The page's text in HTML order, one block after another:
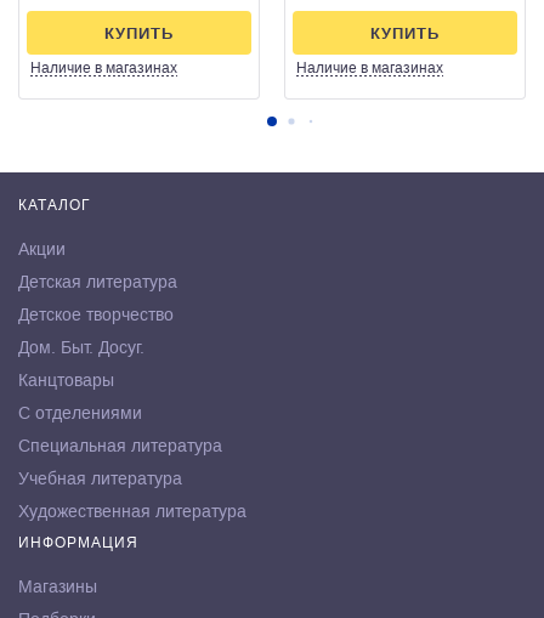
Наличие в магазинах
КУПИТЬ
Наличие в магазинах
КУПИТЬ
КАТАЛОГ
Акции
Детская литература
Детское творчество
Дом. Быт. Досуг.
Канцтовары
С отделениями
Специальная литература
Учебная литература
Художественная литература
ИНФОРМАЦИЯ
Магазины